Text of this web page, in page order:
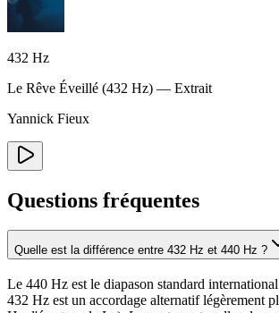
432 Hz
Le Rêve Éveillé (432 Hz) — Extrait
Yannick Fieux
Questions fréquentes
Quelle est la différence entre 432 Hz et 440 Hz ?
Le 440 Hz est le diapason standard
432 Hz est un accordage alternatif légèrement